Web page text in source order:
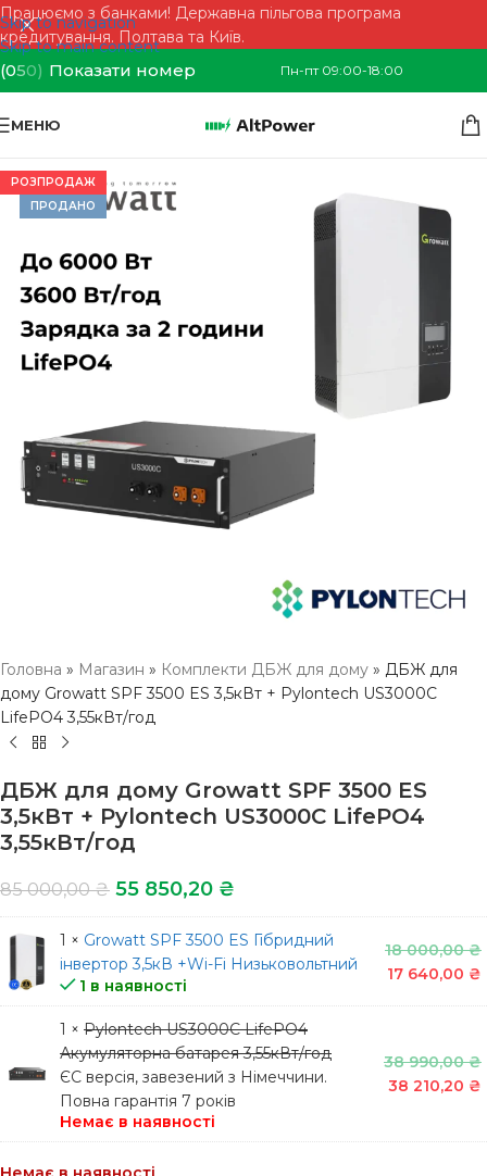
Skip to navigation
Skip to main content
Працюємо з банками! Державна пільгова програма
кредитування. Полтава та Київ.
(050) Показати номер Пн-пт 09:00-18:00
МЕНЮ
РОЗПРОДАЖ
ПРОДАНО
Головна » Магазин » Комплекти ДБЖ для дому » ДБЖ для
дому Growatt SPF 3500 ES 3,5кВт + Pylontech US3000C
LifePO4 3,55кВт/год
ДБЖ для дому Growatt SPF 3500 ES
3,5кВт + Pylontech US3000C LifePO4
3,55кВт/год
85 000,00₴ 55 850,20 ₴
1 × Growatt SPF 3500 ES Гібридний
інвертор 3,5кВ +Wi-Fi Низьковольтний
1 в наявності
18 000,00₴
17 640,00 ₴
1 × Pylontech US3000C LifePO4
Акумуляторна батарея 3,55кВт/год
ЄС версія, завезений з Німеччини.
Повна гарантія 7 років
Немає в наявності
38 990,00₴
38 210,20 ₴